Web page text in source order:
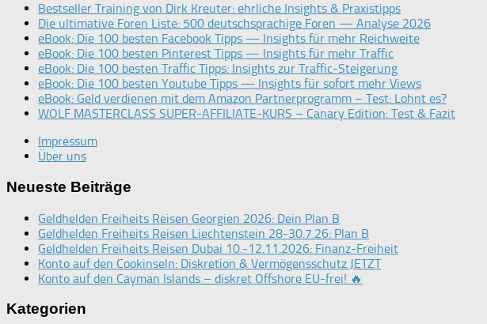
Bestseller Training von Dirk Kreuter: ehrliche Insights & Praxistipps
Die ultimative Foren Liste: 500 deutschsprachige Foren — Analyse 2026
eBook: Die 100 besten Facebook Tipps — Insights für mehr Reichweite
eBook: Die 100 besten Pinterest Tipps — Insights für mehr Traffic
eBook: Die 100 besten Traffic Tipps: Insights zur Traffic-Steigerung
eBook: Die 100 besten Youtube Tipps — Insights für sofort mehr Views
eBook: Geld verdienen mit dem Amazon Partnerprogramm – Test: Lohnt es?
WOLF MASTERCLASS SUPER-AFFILIATE-KURS – Canary Edition: Test & Fazit
Impressum
Über uns
Neueste Beiträge
Geldhelden Freiheits Reisen Georgien 2026: Dein Plan B
Geldhelden Freiheits Reisen Liechtenstein 28-30.7.26: Plan B
Geldhelden Freiheits Reisen Dubai 10.-12.11.2026: Finanz-Freiheit
Konto auf den Cookinseln: Diskretion & Vermögensschutz JETZT
Konto auf den Cayman Islands – diskret Offshore EU-frei! 🔥
Kategorien